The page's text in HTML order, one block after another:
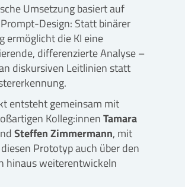
Umsetzung basiert auf
Design: Statt binärer
ermöglicht die KI eine
differenzierte Analyse –
diskursiven Leitlinien statt
entsteht gemeinsam mit
Kolleg:innenTamara
Steffen Zimmermann, mit
Prototyp auch über den
hinaus weiterentwickeln